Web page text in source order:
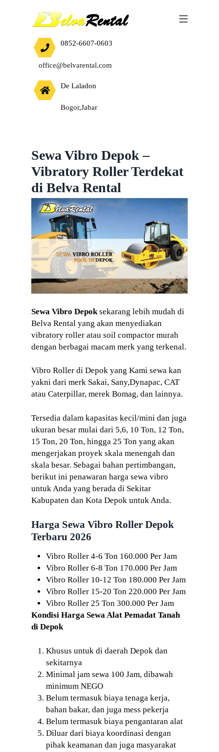
SEWA ALAT BERAT
EXCAVATOR
BULLDOZER
VIBRO ROLLER
BABY ROLLER
BAKHOE LOADER
MOBIL CRANE
HARGA JASA CUT AND FILL TANAH
0852-6607-0603
office@belvarental.com
De Laladon
Bogor,Jabar
Sewa Vibro Depok –
Vibratory Roller Terdekat
di Belva Rental
Sewa Vibro Depok sekarang lebih mudah di
Belva Rental yang akan menyediakan
vibratory roller atau soil compactor murah
dengan berbagai macam merk yang terkenal.
Vibro Roller di Depok yang Kami sewa kan
yakni dari merk Sakai, Sany,Dynapac, CAT
atau Caterpillar, merek Bomag, dan lainnya.
Tersedia dalam kapasitas kecil/mini dan juga
ukuran besar mulai dari 5,6, 10 Ton, 12 Ton,
15 Ton, 20 Ton, hingga 25 Ton yang akan
mengerjakan proyek skala menengah dan
skala besar. Sebagai bahan pertimbangan,
berikut ini penawaran harga sewa vibro
untuk Anda yang berada di Sekitar
Kabupaten dan Kota Depok untuk Anda.
Harga Sewa Vibro Roller Depok
Terbaru 2026
Vibro Roller 4-6 Ton 160.000 Per Jam
Vibro Roller 6-8 Ton 170.000 Per Jam
Vibro Roller 10-12 Ton 180.000 Per Jam
Vibro Roller 15-20 Ton 220.000 Per Jam
Vibro Roller 25 Ton 300.000 Per Jam
Kondisi Harga Sewa Alat Pemadat Tanah
di Depok
Khusus untuk di daerah Depok dan
sekitarnya
Minimal jam sewa 100 Jam, dibawah
minimum NEGO
Belum termasuk biaya tenaga kerja,
bahan bakar, dan juga mess pekerja
Belum termasuk biaya pengantaran alat
Diluar dari biaya koordinasi dengan
pihak keamanan dan juga masyarakat